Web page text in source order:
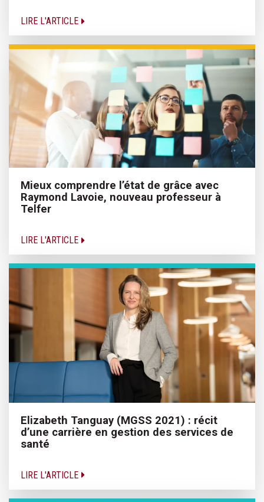
LIRE L'ARTICLE
Mieux comprendre l’état de grâce avec
Raymond Lavoie, nouveau professeur à
Telfer
LIRE L'ARTICLE
Elizabeth Tanguay (MGSS 2021) : récit
d’une carrière en gestion des services de
santé
LIRE L'ARTICLE